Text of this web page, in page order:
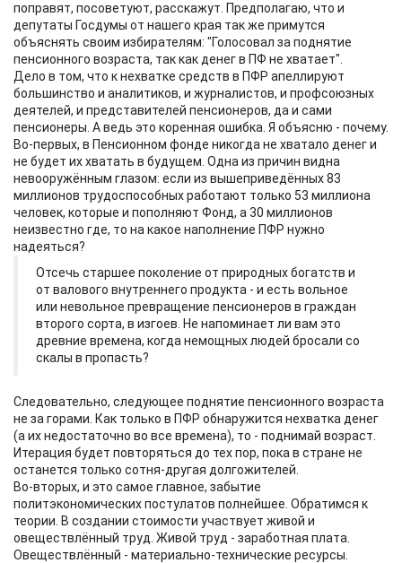
поправят, посоветуют, расскажут. Предполагаю, что и
депутаты Госдумы от нашего края так же примутся
объяснять своим избирателям: "Голосовал за поднятие
пенсионного возраста, так как денег в ПФ не хватает".
Дело в том, что к нехватке средств в ПФР апеллируют
большинство и аналитиков, и журналистов, и профсоюзных
деятелей, и представителей пенсионеров, да и сами
пенсионеры. А ведь это коренная ошибка. Я объясню - почему.
Во-первых, в Пенсионном фонде никогда не хватало денег и
не будет их хватать в будущем. Одна из причин видна
невооружённым глазом: если из вышеприведённых 83
миллионов трудоспособных работают только 53 миллиона
человек, которые и пополняют Фонд, а 30 миллионов
неизвестно где, то на какое наполнение ПФР нужно
надеяться?
Отсечь старшее поколение от природных богатств и
от валового внутреннего продукта - и есть вольное
или невольное превращение пенсионеров в граждан
второго сорта, в изгоев. Не напоминает ли вам это
древние времена, когда немощных людей бросали со
скалы в пропасть?
Следовательно, следующее поднятие пенсионного возраста
не за горами. Как только в ПФР обнаружится нехватка денег
(а их недостаточно во все времена), то - поднимай возраст.
Итерация будет повторяться до тех пор, пока в стране не
останется только сотня-другая долгожителей.
Во-вторых, и это самое главное, забытие
политэкономических постулатов полнейшее. Обратимся к
теории. В создании стоимости участвует живой и
овеществлённый труд. Живой труд - заработная плата.
Овеществлённый - материально-технические ресурсы.